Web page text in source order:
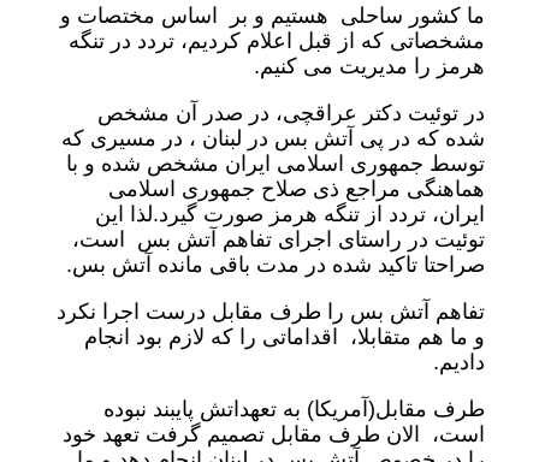
ما کشور ساحلی هستیم و بر اساس مختصات و
مشخصاتی که از قبل اعلام کردیم، تردد در تنگه
هرمز را مدیریت می کنیم.
در توئیت دکتر عراقچی، در صدر آن مشخص
شده که در پی آتش بس در لبنان ، در مسیری که
توسط جمهوری اسلامی ایران مشخص شده و با
هماهنگی مراجع ذی صلاح جمهوری اسلامی
ایران، تردد از تنگه هرمز صورت گیرد.لذا این
توئیت در راستای اجرای تفاهم آتش بس است،
صراحتا تاکید شده در مدت باقی مانده آتش بس.
تفاهم آتش بس را طرف مقابل درست اجرا نکرد
و ما هم متقابلا، اقداماتی را که لازم بود انجام
دادیم.
طرف مقابل(آمریکا) به تعهداتش پایبند نبوده
است، الان طرف مقابل تصمیم گرفت تعهد خود